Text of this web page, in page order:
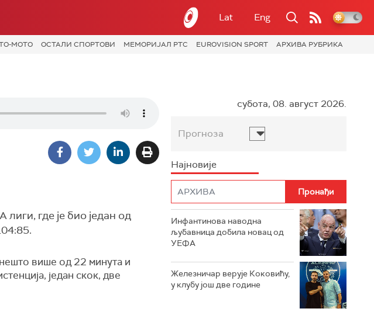
Lat Eng
МОТО ОСТАЛИ СПОРТОВИ МЕМОРИЈАЛ РТС EUROVISION SPORT АРХИВА РУБРИКА
где је био један од
више од 22 минута и
један скок, две
субота, 08. август 2026.
Прогноза
Најновије
Инфантинова наводна
љубавница добила новац од
УЕФА
Железничар верује Коковићу,
у клубу још две године